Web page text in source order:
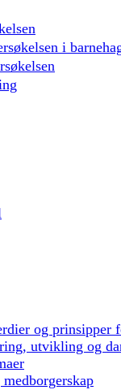
i
og prinsipper
utvikling og